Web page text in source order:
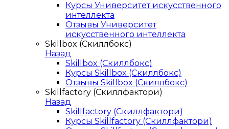
Курсы Университет искусственного
интеллекта
Отзывы Университет
искусственного интеллекта
Skillbox (Скиллбокс)
Назад
Skillbox (Скиллбокс)
Курсы Skillbox (Скиллбокс)
Отзывы Skillbox (Скиллбокс)
Skillfactory (Скиллфактори)
Назад
Skillfactory (Скиллфактори)
Курсы Skillfactory (Скиллфактори)